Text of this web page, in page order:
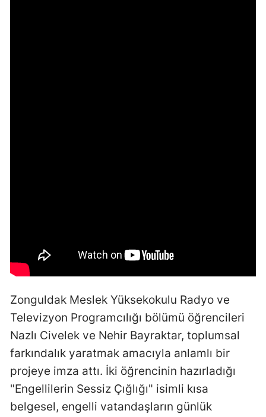
Zonguldak Meslek Yüksekokulu Radyo ve
Televizyon Programcılığı bölümü öğrencileri
Nazlı Civelek ve Nehir Bayraktar, toplumsal
farkındalık yaratmak amacıyla anlamlı bir
projeye imza attı. İki öğrencinin hazırladığı
"Engellilerin Sessiz Çığlığı" isimli kısa
belgesel, engelli vatandaşların günlük